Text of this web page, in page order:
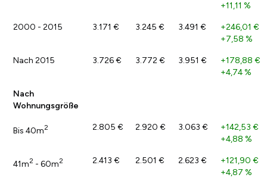
+11,11 %
2000 - 2015 3.171 € 3.245 € 3.491 € +246,01 €
+7,58 %
Nach 2015 3.726 € 3.772 € 3.951 € +178,88 €
+4,74 %
Nach
Wohnungsgröße
Bis 40m2 2.805 € 2.920 € 3.063 € +142,53 €
+4,88 %
41m2 - 60m2 2.413 € 2.501 € 2.623 € +121,90 €
+4,87 %